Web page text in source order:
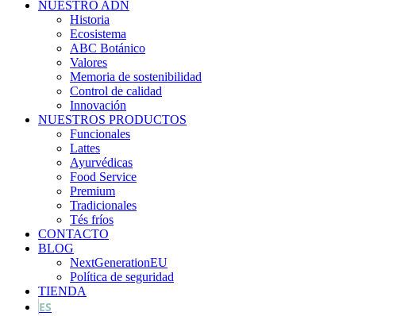
NUESTRO ADN
Historia
Ecosistema
ABC Botánico
Valores
Memoria de sostenibilidad
Control de calidad
Innovación
NUESTROS PRODUCTOS
Funcionales
Lattes
Ayurvédicas
Food Service
Premium
Tradicionales
Tés fríos
CONTACTO
BLOG
NextGenerationEU
Política de seguridad
TIENDA
ES